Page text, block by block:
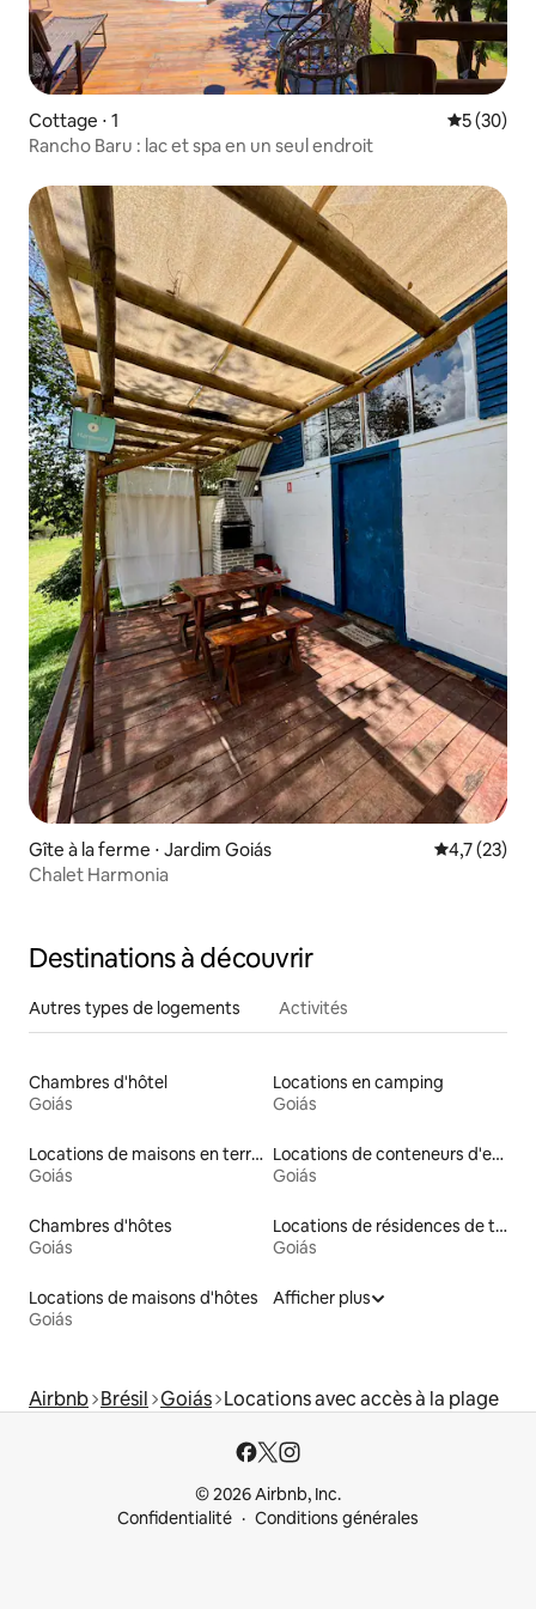
Cottage ⋅ 1
5 (30)
Rancho Baru : lac et spa en un seul endroit
Gîte à la ferme ⋅ Jardim Goiás Évaluation
4,7 (23)
Chalet Harmonia
Destinations à découvrir
Autres types de logements Activités
Chambres d'hôtel
Goiás
Locations en camping
Goiás
Locations de maisons en terre
Goiás
Locations de conteneurs d'expédition
Goiás
Chambres d'hôtes
Goiás
Locations de résidences de tourisme
Goiás
Locations de maisons d'hôtes
Goiás
Afficher plus
Airbnb Brésil Goiás Locations avec accès à la plage
© 2026 Airbnb, Inc.
Confidentialité
Conditions générales